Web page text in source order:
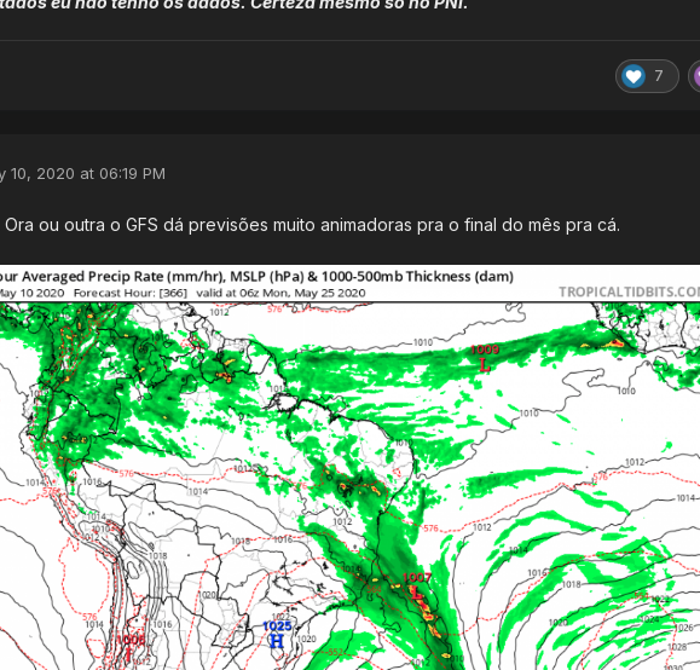
7
10, 2020 at 06:19 PM
ou outra o GFS dá previsões muito animadoras pra o final do mês pra cá.